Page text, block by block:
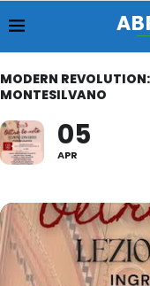
MODERN
MONTESILVANO
05
APR